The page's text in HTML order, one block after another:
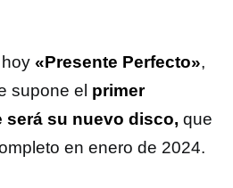
«Presente Perfecto»,
supone el primer
será su nuevo disco, que
en enero de 2024.